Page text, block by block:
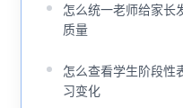
怎么统一老师给家长
质量
怎么查看学生阶段性
习变化